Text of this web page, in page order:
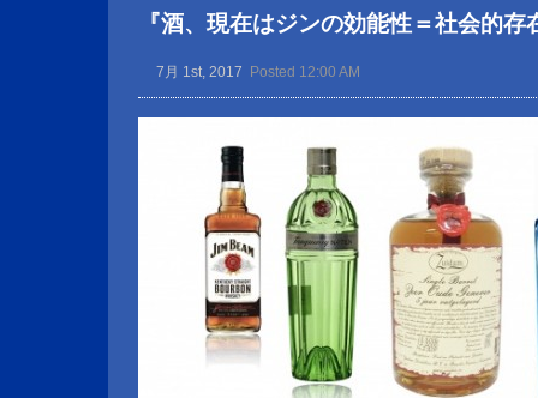
『酒、現在はジンの効能性＝社会的
7月 1st, 2017 Posted 12:00 AM